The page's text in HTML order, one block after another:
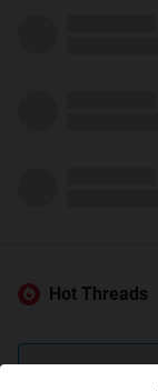
Hot Threads